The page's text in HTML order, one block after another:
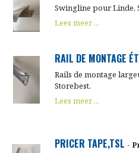
Swingline pour Linde,
Lees meer ...
RAIL DE MONTAGE
Rails de montage
Storebest.
Lees meer ...
PRICER TAPE,TSL -